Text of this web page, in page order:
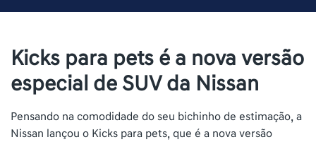
Kicks para pets é a nova versão
especial de SUV da Nissan
Pensando na comodidade do seu bichinho de estimação, a
Nissan lançou o Kicks para pets, que é a nova versão